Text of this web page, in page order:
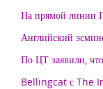
На прямой линии
Английский
По ЦТ заявили,
Bellingcat с The